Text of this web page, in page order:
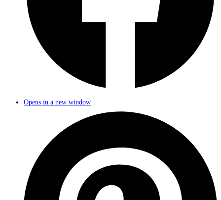
Opens in a new window